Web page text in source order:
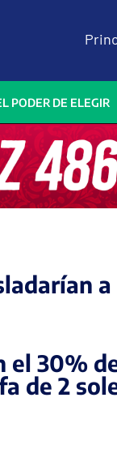
PODER DE ELEGIR
el 30%
de 2